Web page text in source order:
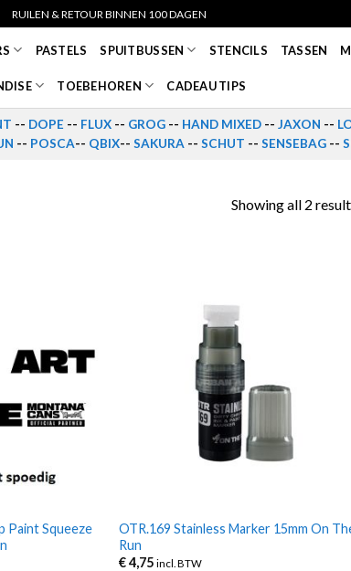
RUILEN & RETOUR BINNEN 100 DAGEN
PASTELS SPUITBUSSEN STENCILS TASSEN
TOEBEHOREN CADEAU TIPS
-- DOPE -- FLUX -- GROG -- HAND MIXED -- JAXON --
-- POSCA-- QBIX-- SAKURA -- SCHUT -- SENSEBAG --
Showing all 2
Paint Squeeze
OTR.169 Stainless Marker 15mm On
Run
€4,75 incl. BTW